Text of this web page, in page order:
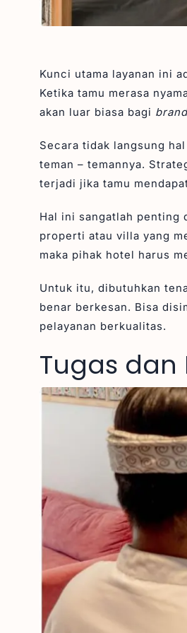
Kunci utama layanan ini
Ketika tamu merasa
akan luar biasa bagi
Secara tidak langsung
teman – temannya.
terjadi jika tamu
Hal ini sangatlah penting
properti atau villa yang
maka pihak hotel harus
Untuk itu, dibutuhkan
benar berkesan. Bisa
pelayanan berkualitas.
Tugas dan